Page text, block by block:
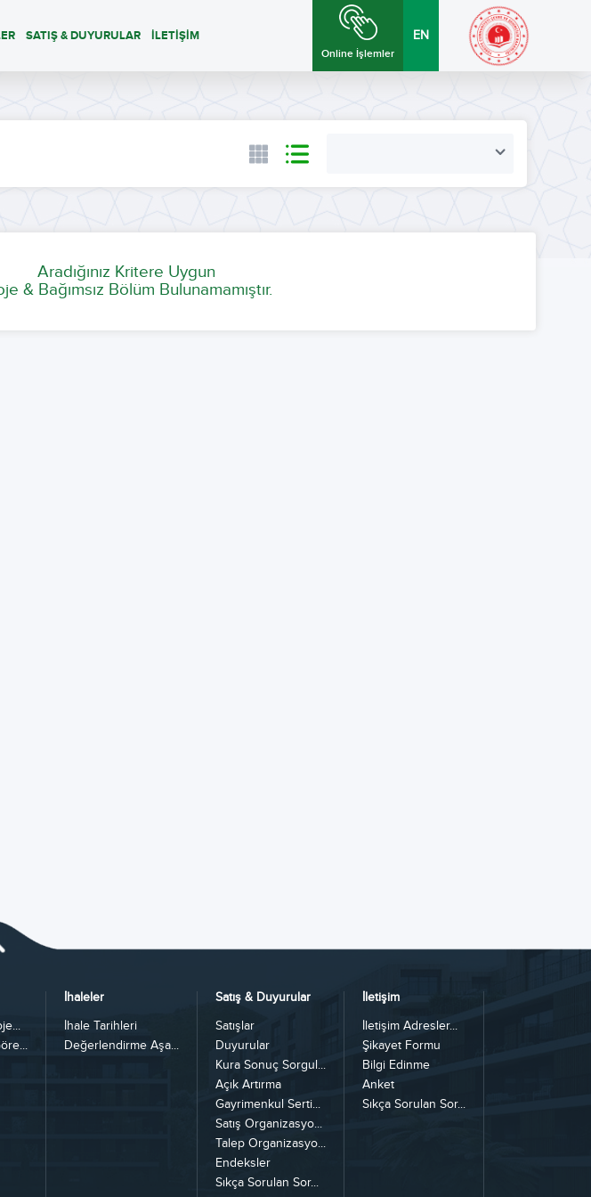
SATIŞ & DUYURULAR İLETİŞİM
Online İşlemler
EN
Aradığınız Kritere Uygun
& Bağımsız Bölüm Bulunamamıştır.
İhaleler
İhale Tarihleri
Değerlendirme Aşa...
Satış & Duyurular
Satışlar
Duyurular
Kura Sonuç Sorgul...
Açık Artırma
Gayrimenkul Serti...
Satış Organizasyo...
Talep Organizasyo...
Endeksler
Sıkça Sorulan Sor...
İletişim
İletişim Adresler...
Şikayet Formu
Bilgi Edinme
Anket
Sıkça Sorulan Sor...